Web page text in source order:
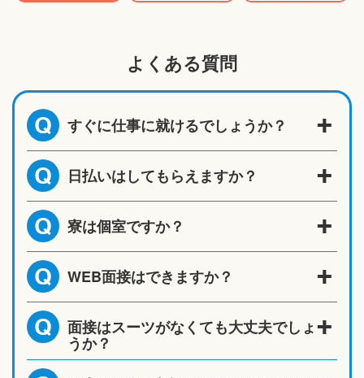
よくある質問
Q すぐに仕事に就けるでしょうか？
Q 日払いはしてもらえますか？
Q 寮は個室ですか？
Q WEB面接はできますか？
Q 面接はスーツがなくても大丈夫でしょ
うか？